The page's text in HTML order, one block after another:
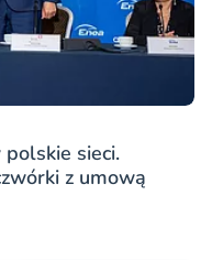
sieci.
z umową